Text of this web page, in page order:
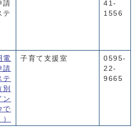
請
テ
41-
1556
電
請
テ
別
ン
で
子育て支援室
0595-
22-
9665